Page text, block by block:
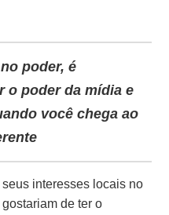
poder, é
o poder da mídia e
você chega ao
seus interesses locais no
de ter o